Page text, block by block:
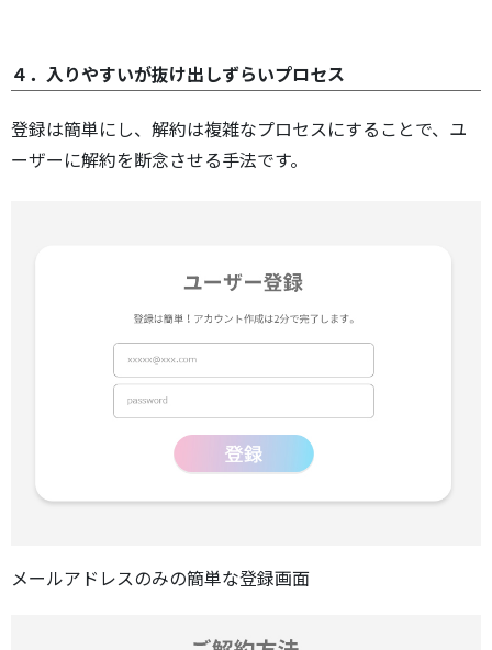
４．入りやすいが抜け出しずらいプロセス
登録は簡単にし、解約は複雑なプロセスにすることで、ユ
ーザーに解約を断念させる手法です。
メールアドレスのみの簡単な登録画面